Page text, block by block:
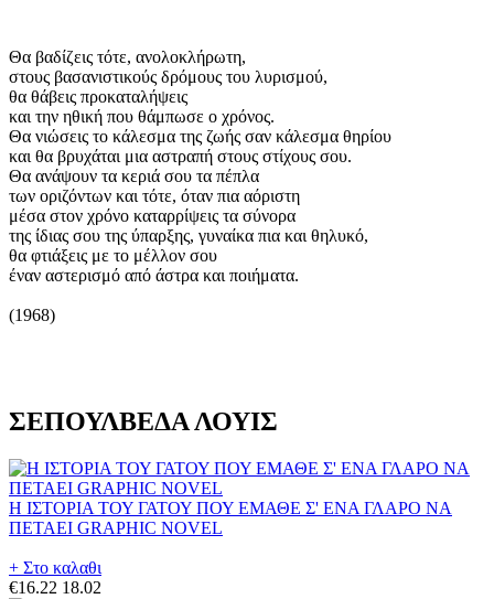
Θα βαδίζεις τότε, ανολοκλήρωτη,
στους βασανιστικούς δρόμους του λυρισμού,
θα θάβεις προκαταλήψεις
και την ηθική που θάμπωσε ο χρόνος.
Θα νιώσεις το κάλεσμα της ζωής σαν κάλεσμα θηρίου
και θα βρυχάται μια αστραπή στους στίχους σου.
Θα ανάψουν τα κεριά σου τα πέπλα
των οριζόντων και τότε, όταν πια αόριστη
μέσα στον χρόνο καταρρίψεις τα σύνορα
της ίδιας σου της ύπαρξης, γυναίκα πια και θηλυκό,
θα φτιάξεις με το μέλλον σου
έναν αστερισμό από άστρα και ποιήματα.
(1968)
ΣΕΠΟΥΛΒΕΔΑ ΛΟΥΙΣ
Η ΙΣΤΟΡΙΑ ΤΟΥ ΓΑΤΟΥ ΠΟΥ ΕΜΑΘΕ Σ' ΕΝΑ ΓΛΑΡΟ ΝΑ
ΠΕΤΑΕΙ GRAPHIC NOVEL
+ Στο καλαθι
€16.22 18.02